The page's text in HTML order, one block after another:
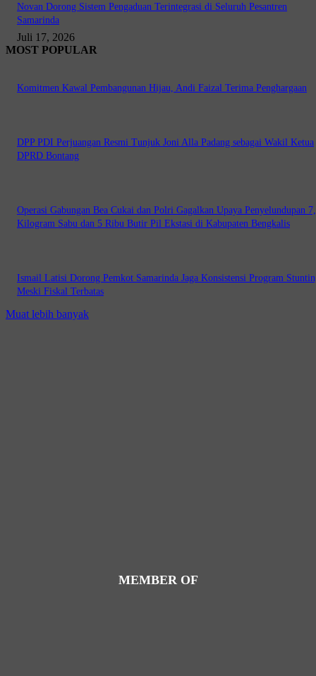
Novan Dorong Sistem Pengaduan Terintegrasi di Seluruh Pesantren
Samarinda
Juli 17, 2026
MOST POPULAR
Komitmen Kawal Pembangunan Hijau, Andi Faizal Terima Penghargaan
DPP PDI Perjuangan Resmi Tunjuk Joni Alla Padang sebagai Wakil Ketua
DPRD Bontang
Operasi Gabungan Bea Cukai dan Polri Gagalkan Upaya Penyelundupan
Kilogram Sabu dan 5 Ribu Butir Pil Ekstasi di Kabupaten Bengkalis
Ismail Latisi Dorong Pemkot Samarinda Jaga Konsistensi Program
Meski Fiskal Terbatas
Muat lebih banyak
MEMBER OF